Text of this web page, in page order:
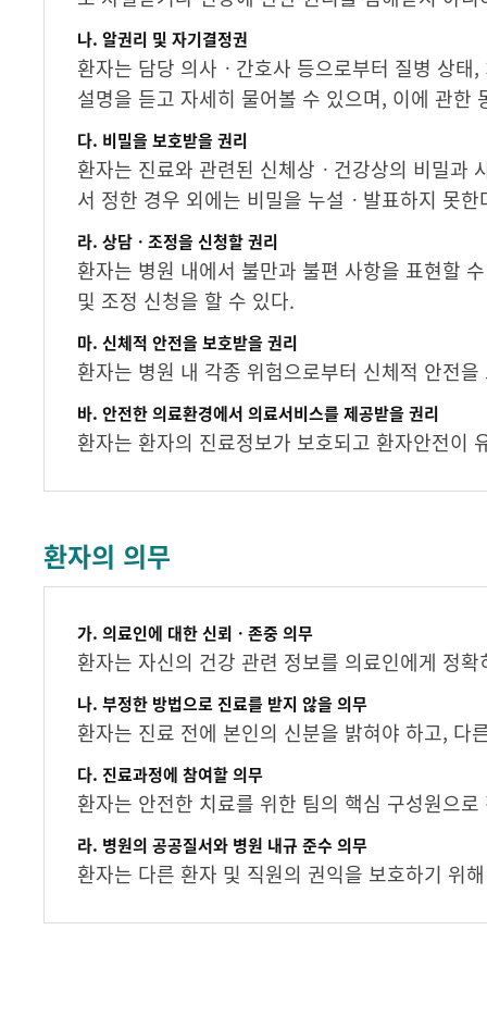
나. 알권리 및 자기결정권
환자는 담당 의사ㆍ간호사 등으로부터 질병 상
설명을 듣고 자세히 물어볼 수 있으며, 이에 관한
다. 비밀을 보호받을 권리
환자는 진료와 관련된 신체상ㆍ건강상의 비밀과
서 정한 경우 외에는 비밀을 누설ㆍ발표하지 못한
라. 상담ㆍ조정을 신청할 권리
환자는 병원 내에서 불만과 불편 사항을 표현할
및 조정 신청을 할 수 있다.
마. 신체적 안전을 보호받을 권리
환자는 병원 내 각종 위험으로부터 신체적 안전
바. 안전한 의료환경에서 의료서비스를 제공받을 권리
환자는 환자의 진료정보가 보호되고 환자안전이
환자의 의무
가. 의료인에 대한 신뢰ㆍ존중 의무
환자는 자신의 건강 관련 정보를 의료인에게 정
나. 부정한 방법으로 진료를 받지 않을 의무
환자는 진료 전에 본인의 신분을 밝혀야 하고, 다
다. 진료과정에 참여할 의무
환자는 안전한 치료를 위한 팀의 핵심 구성원으
라. 병원의 공공질서와 병원 내규 준수 의무
환자는 다른 환자 및 직원의 권익을 보호하기 위